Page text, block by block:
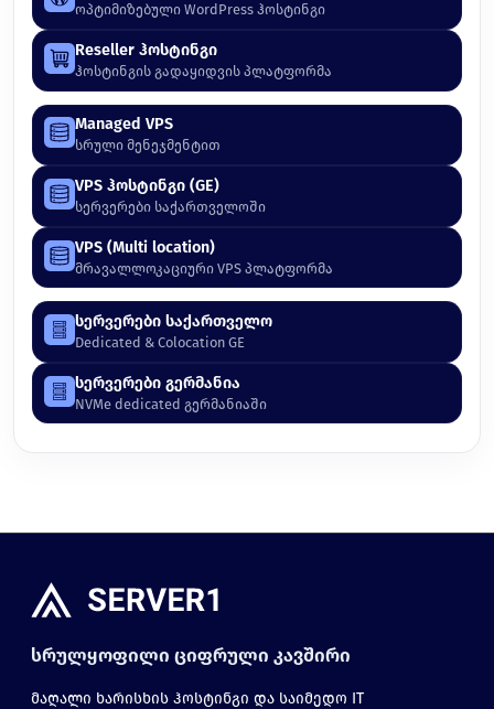
ოპტიმიზებული WordPress ჰოსტინგი
Reseller ჰოსტინგი
ჰოსტინგის გადაყიდვის პლატფორმა
Managed VPS
სრული მენეჯმენტით
VPS ჰოსტინგი (GE)
სერვერები საქართველოში
VPS (Multi location)
მრავალლოკაციური VPS პლატფორმა
სერვერები საქართველო
Dedicated & Colocation GE
სერვერები გერმანია
NVMe dedicated გერმანიაში
სრულყოფილი ციფრული კავშირი
მაღალი ხარისხის ჰოსტინგი და საიმედო IT